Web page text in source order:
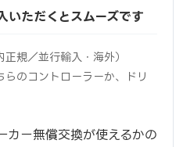
いただくとスムーズです
規／並行輸入・海外）
のコントローラーか、ドリ
カー無償交換が使えるかの